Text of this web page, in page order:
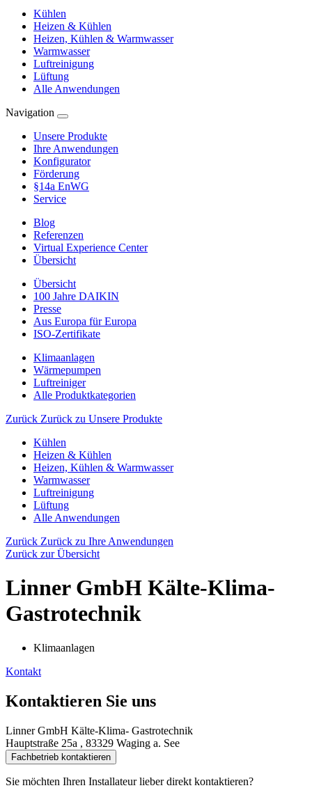
Kühlen
Heizen & Kühlen
Heizen, Kühlen & Warmwasser
Warmwasser
Luftreinigung
Lüftung
Alle Anwendungen
Navigation
Unsere Produkte
Ihre Anwendungen
Konfigurator
Förderung
§14a EnWG
Service
Blog
Referenzen
Virtual Experience Center
Übersicht
Übersicht
100 Jahre DAIKIN
Presse
Aus Europa für Europa
ISO-Zertifikate
Klimaanlagen
Wärmepumpen
Luftreiniger
Alle Produktkategorien
Zurück Zurück zu Unsere Produkte
Kühlen
Heizen & Kühlen
Heizen, Kühlen & Warmwasser
Warmwasser
Luftreinigung
Lüftung
Alle Anwendungen
Zurück Zurück zu Ihre Anwendungen
Zurück zur Übersicht
Linner GmbH Kälte-Klima-
Gastrotechnik
Klimaanlagen
Kontakt
Kontaktieren Sie uns
Linner GmbH Kälte-Klima- Gastrotechnik
Hauptstraße 25a , 83329 Waging a. See
Fachbetrieb kontaktieren
Sie möchten Ihren Installateur lieber direkt kontaktieren?